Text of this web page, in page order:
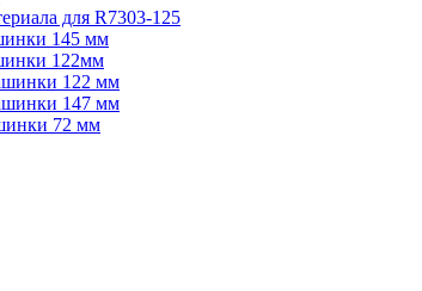
для R7303-125
145 мм
122мм
122 мм
147 мм
72 мм